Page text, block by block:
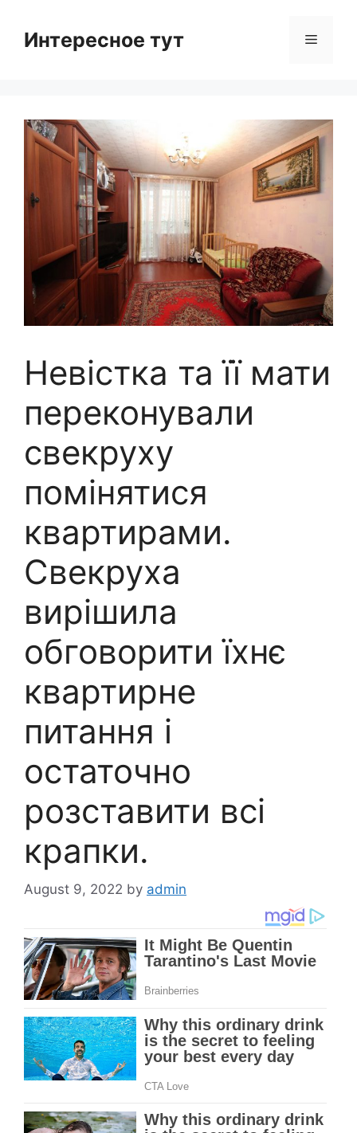
contentИнтересное тут Menu
Невістка та її мати
переконували
свекруху
помінятися
квартирами.
Свекруха
вирішила
обговорити їхнє
квартирне
питання і
остаточно
розставити всі
крапки.
August 9, 2022 by admin